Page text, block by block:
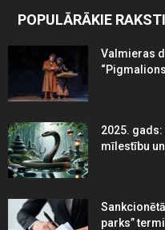
POPULĀRĀKIE RAKSTI
Valmieras
2025. gads:
mīlestību
parks”